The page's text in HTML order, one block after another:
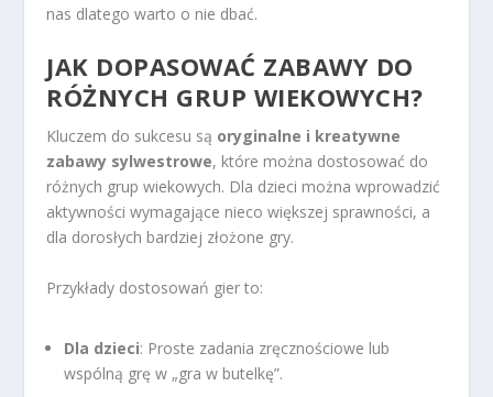
nas dlatego warto o nie dbać.
JAK DOPASOWAĆ ZABAWY DO
RÓŻNYCH GRUP WIEKOWYCH?
Kluczem do sukcesu są oryginalne i kreatywne
zabawy sylwestrowe, które można dostosować do
różnych grup wiekowych. Dla dzieci można wprowadzić
aktywności wymagające nieco większej sprawności, a
dla dorosłych bardziej złożone gry.
Przykłady dostosowań gier to:
Dla dzieci: Proste zadania zręcznościowe lub
wspólną grę w „gra w butelkę”.